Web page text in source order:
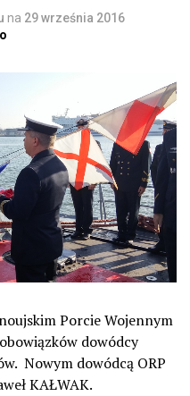
na 29 września 2016
Porcie Wojennym
dowódcy
Nowym dowódcą ORP
KAŁWAK.